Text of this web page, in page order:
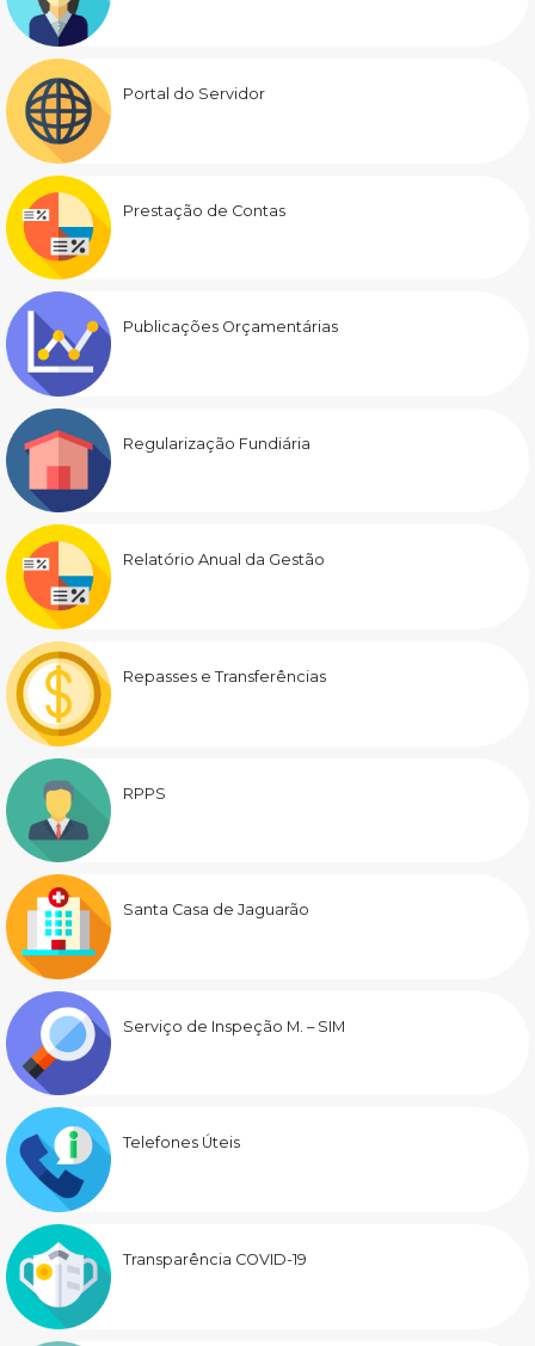
Portal do Servidor
Prestação de Contas
Publicações Orçamentárias
Regularização Fundiária
Relatório Anual da Gestão
Repasses e Transferências
RPPS
Santa Casa de Jaguarão
Serviço de Inspeção M. – SIM
Telefones Úteis
Transparência COVID-19